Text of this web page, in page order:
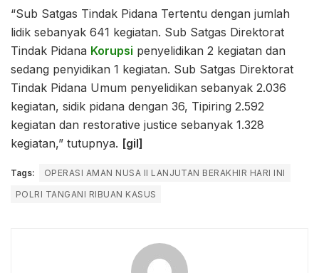
“Sub Satgas Tindak Pidana Tertentu dengan jumlah
lidik sebanyak 641 kegiatan. Sub Satgas Direktorat
Tindak Pidana Korupsi penyelidikan 2 kegiatan dan
sedang penyidikan 1 kegiatan. Sub Satgas Direktorat
Tindak Pidana Umum penyelidikan sebanyak 2.036
kegiatan, sidik pidana dengan 36, Tipiring 2.592
kegiatan dan restorative justice sebanyak 1.328
kegiatan,” tutupnya. [gil]
Tags:
OPERASI AMAN NUSA II LANJUTAN BERAKHIR HARI INI
POLRI TANGANI RIBUAN KASUS